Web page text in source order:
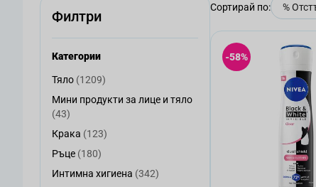
Филтри
Категории
Тяло
Тяло (1209)
Мини продукти за лице и тяло
Мини продукти за лице и тяло
(43)
Крака
Крака (123)
Ръце
Ръце (180)
Интимна хигиена
Интимна хигиена (342)
Сортирай по:
-58%